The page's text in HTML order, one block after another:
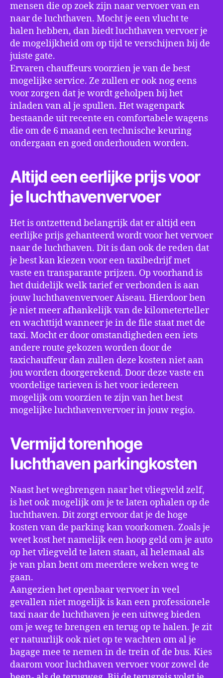
mensen die op zoek zijn naar vervoer van en
naar de luchthaven. Mocht je een vlucht te
halen hebben, dan biedt luchthaven vervoer je
de mogelijkheid om op tijd te verschijnen bij de
juiste gate.
Ervaren chauffeurs voorzien je van de best
mogelijke service. Ze zullen er ook nog eens
voor zorgen dat je wordt geholpen bij het
inladen van al je spullen. Het wagenpark
bestaande uit recente en comfortabele wagens
die om de 6 maand een technische keuring
ondergaan en goed onderhouden worden.
Altijd een eerlijke prijs voor
je luchthavenvervoer
Het is ontzettend belangrijk dat er altijd een
eerlijke prijs gehanteerd wordt voor het vervoer
naar de luchthaven. Dit is dan ook de reden dat
je best kan kiezen voor een taxibedrijf met
vaste en transparante prijzen. Op voorhand is
het duidelijk welk tarief er verbonden is aan
jouw luchthavenvervoer Aiseau. Hierdoor ben
je niet meer afhankelijk van de kilometerteller
en wachttijd wanneer je in de file staat met de
taxi. Mocht er door omstandigheden een iets
andere route gekozen worden door de
taxichauffeur dan zullen deze kosten niet aan
jou worden doorgerekend. Door deze vaste en
voordelige tarieven is het voor iedereen
mogelijk om voorzien te zijn van het best
mogelijke luchthavenvervoer in jouw regio.
Vermijd torenhoge
luchthaven parkingkosten
Naast het wegbrengen naar het vliegveld zelf,
is het ook mogelijk om je te laten ophalen op de
luchthaven. Dit zorgt ervoor dat je de hoge
kosten van de parking kan voorkomen. Zoals je
weet kost het namelijk een hoop geld om je auto
op het vliegveld te laten staan, al helemaal als
je van plan bent om meerdere weken weg te
gaan.
Aangezien het openbaar vervoer in veel
gevallen niet mogelijk is kan een professionele
taxi naar de luchthaven je een uitweg bieden
om je weg te brengen en terug op te halen. Je zit
er natuurlijk ook niet op te wachten om al je
bagage mee te nemen in de trein of de bus. Kies
daarom voor luchthaven vervoer voor zowel de